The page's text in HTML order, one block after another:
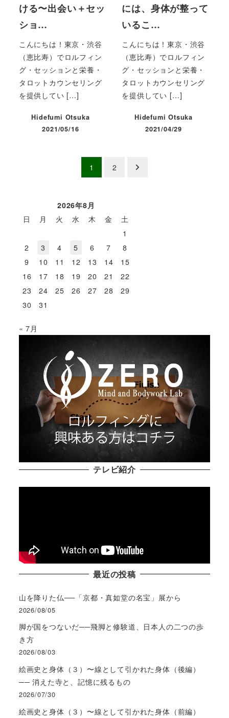
ける〜出会い＋セッ
ショ…
こんにちは！東京・渋谷
（恵比寿）でロルフィン
グ・セッションと栄養・
タロットカウンセリング
を提供してい […]
Hidefumi Otsuka
投稿日
2021/05/16
には、身体が整って
いるこ…
こんにちは！東京・渋谷
（恵比寿）でロルフィン
グ・セッションと栄養・
タロットカウンセリング
を提供してい […]
Hidefumi Otsuka
投稿日
2021/04/29
ー
ジ
送
り
1 2
2026年8月
日
月 火 水 木 金
土
1
2
3 4 5 6 7
8
9
10 11 12 13 14
15
16
17 18 19 20 21
22
23
24 25 26 27 28
29
30
31
« 7月
テレビ紹介
最近の投稿
山を降りた仏──「京都・真如堂の名宝」展から
2026/08/05
脚が国をつないだ──飛脚と修験道、日本人の二つの歩
き方
2026/08/03
絵画史と身体（３）〜線として引かれた身体（後編）
── 消えた寺と、記憶に残るもの
2026/07/30
絵画史と身体（３）〜線として引かれた身体（前編）